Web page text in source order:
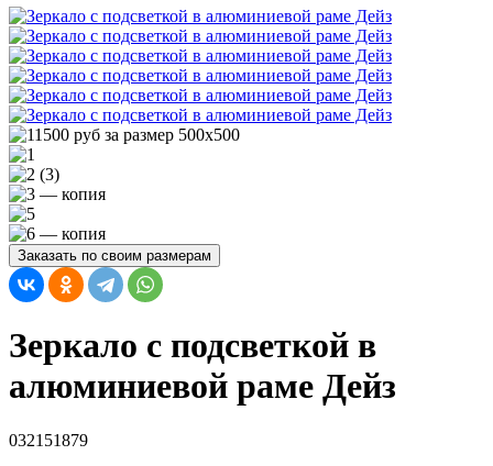
Заказать по своим размерам
Зеркало с подсветкой в
алюминиевой раме Дейз
032151879